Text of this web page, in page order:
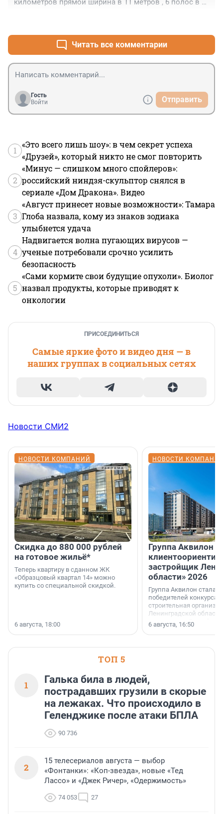
километров прямой ширина в 11 метров , 6 полос в
театральной 25 километров по прямой без пробок
всего то 1 час ехать:-))
Читать все комментарии
Гость
Войти
Отправить
1
«Это всего лишь шоу»: в чем секрет успеха
«Друзей», который никто не смог повторить
2
«Минус — слишком много спойлеров»:
российский ниндзя-скульптор снялся в
сериале «Дом Дракона». Видео
3
«Август принесет новые возможности»: Тамара
Глоба назвала, кому из знаков зодиака
улыбнется удача
4
Надвигается волна пугающих вирусов —
ученые потребовали срочно усилить
безопасность
5
«Сами кормите свои будущие опухоли». Биолог
назвал продукты, которые приводят к
онкологии
ПРИСОЕДИНИТЬСЯ
Самые яркие фото и видео дня — в
наших группах в социальных сетях
Новости СМИ2
НОВОСТИ КОМПАНИЙ
Скидка до 880 000 рублей
на готовое жильё*
Теперь квартиру в сданном ЖК
«Образцовый квартал 14» можно
купить со специальной скидкой.
6 августа, 18:00
НОВОСТИ
Группа Аквилон
застройщик
области» 2026
Группа Аквилон стала
победителей конкурса
строительная
Ленинградской области
номинации «Самый
застройщик
6 августа, 16:50
ТОП 5
1
Галька била в людей,
пострадавших грузили в скорые
на лежаках. Что происходило в
Геленджике после атаки БПЛА
90 736
2
15 телесериалов августа — выбор
«Фонтанки»: «Коп-звезда», новые «Тед
Лассо» и «Джек Ричер», «Одержимость»
74 053 27